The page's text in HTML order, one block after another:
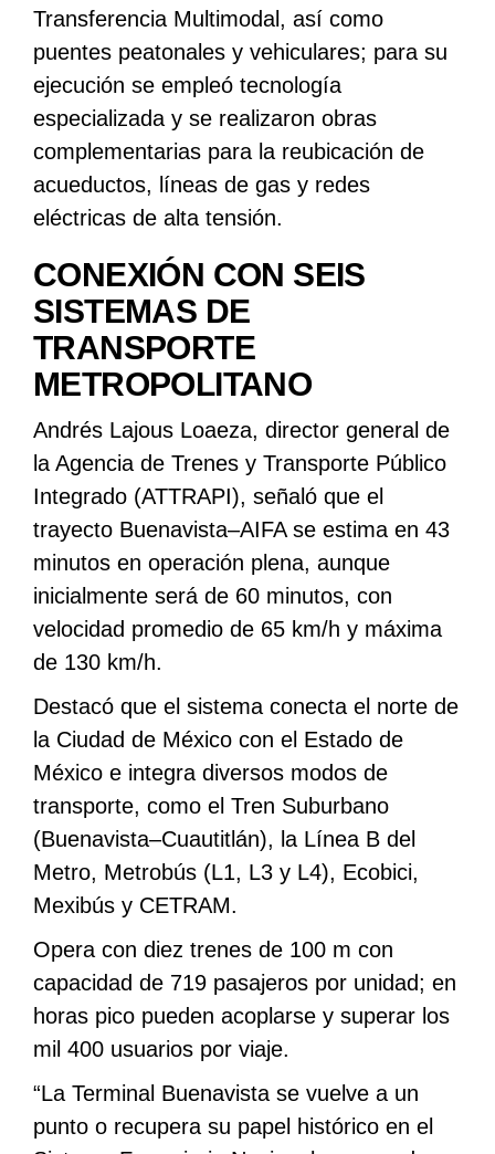
Transferencia Multimodal, así como
puentes peatonales y vehiculares; para su
ejecución se empleó tecnología
especializada y se realizaron obras
complementarias para la reubicación de
acueductos, líneas de gas y redes
eléctricas de alta tensión.
CONEXIÓN CON SEIS
SISTEMAS DE
TRANSPORTE
METROPOLITANO
Andrés Lajous Loaeza, director general de
la Agencia de Trenes y Transporte Público
Integrado (ATTRAPI), señaló que el
trayecto Buenavista–AIFA se estima en 43
minutos en operación plena, aunque
inicialmente será de 60 minutos, con
velocidad promedio de 65 km/h y máxima
de 130 km/h.
Destacó que el sistema conecta el norte de
la Ciudad de México con el Estado de
México e integra diversos modos de
transporte, como el Tren Suburbano
(Buenavista–Cuautitlán), la Línea B del
Metro, Metrobús (L1, L3 y L4), Ecobici,
Mexibús y CETRAM.
Opera con diez trenes de 100 m con
capacidad de 719 pasajeros por unidad; en
horas pico pueden acoplarse y superar los
mil 400 usuarios por viaje.
“La Terminal Buenavista se vuelve a un
punto o recupera su papel histórico en el